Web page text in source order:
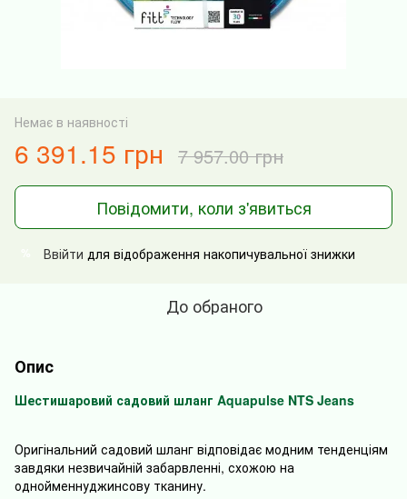
Немає в наявності
6 391.15 грн 7 957.00 грн
Повідомити, коли з'явиться
Ввійти для відображення накопичувальної знижки
До обраного
Опис
Шестишаровий садовий шланг Aquapulse NTS Jeans
Оригінальний садовий шланг відповідає модним тенденціям
завдяки незвичайній забарвленні, схожою на
однойменнуджинсову тканину.